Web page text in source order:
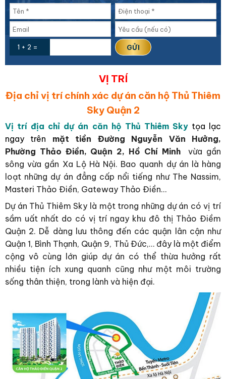
1 + 2 =
VỊ TRÍ
Địa chỉ vị trí chính xác dự án căn hộ Thủ Thiêm
Sky Quận 2
Vị trí địa chỉ dự án căn hộ Thủ Thiêm Sky tọa lạc
ngay trên
mặt tiền Đường Nguyễn Văn Hưởng,
Phường Thảo Điền, Quận 2, Hồ Chí Minh
vừa gần
sông vừa gần Xa Lộ Hà Nội. Bao quanh dự án là hàng
loạt những dự án đẳng cấp nổi tiếng như The Nassim,
Masteri Thảo Điền, Gateway Thảo Điền…
Dự án Thủ Thiêm Sky là một trong những dự án có vị trí
sầm uất nhất do có vị trí ngay khu đô thị Thảo Điềm
Quận 2. Dễ dàng lưu thông đến các quận lân cận như
Quận 1, Bình Thạnh, Quận 9, Thủ Đức,… đây là một điểm
cộng vô cùng lớn giúp dự án có thể thừa hưởng rất
nhiều tiện ích xung quanh cũng như một môi trường
sống thân thiện, trong lành và hiện đại.